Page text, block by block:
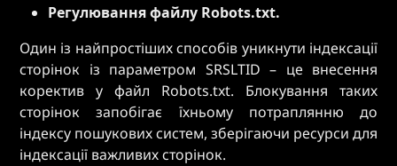
Регулювання файлу Robots.txt.
Один із найпростіших способів уникнути індексації
сторінок із параметром SRSLTID – це внесення
коректив у файл Robots.txt. Блокування таких
сторінок запобігає їхньому потраплянню до
індексу пошукових систем, зберігаючи ресурси для
індексації важливих сторінок.